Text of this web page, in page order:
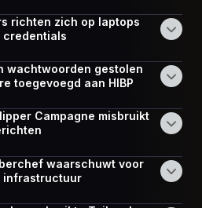
richten zich op laptops
credentials
wachtwoorden gestolen
toegevoegd aan HIBP
Campagne misbruikt
waarschuwt voor
infrastructuur